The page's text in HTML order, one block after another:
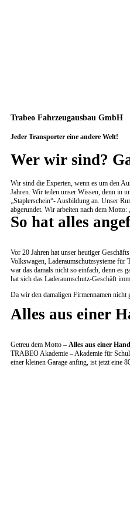
Trabeo Fahrzeugausbau GmbH
Jeder Transporter eine andere Welt!
Wer wir sind?
Wir sind die Experten, wenn es um den
Jahren. Wir teilen unser Wissen, denn in
„Staplerschein“- Ausbildung an. Unser
abgerundet. Wir arbeiten nach dem
So hat alles
Vor 20 Jahren hat unser heutiger
Volkswagen, Laderaumschutzsysteme für
war das damals nicht so einfach, denn es
hat sich das Laderaumschutz-Geschäft
Da wir den damaligen Firmennamen
Alles aus einer
Getreu dem Motto – Alles aus einer Hand
TRABEO Akademie – Akademie für
einer kleinen Garage anfing, ist jetzt eine